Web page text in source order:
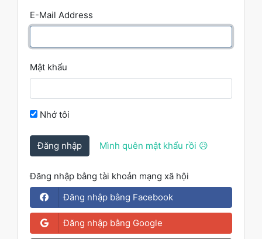
E-Mail Address
Mật khẩu
Nhớ tôi
Đăng nhập Mình quên mật khẩu rồi 😥
Đăng nhập bằng tài khoản mạng xã hội
Đăng nhập bằng Facebook
Đăng nhập bằng Google